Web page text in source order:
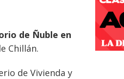
de Ñuble en
Chillán.
de Vivienda y